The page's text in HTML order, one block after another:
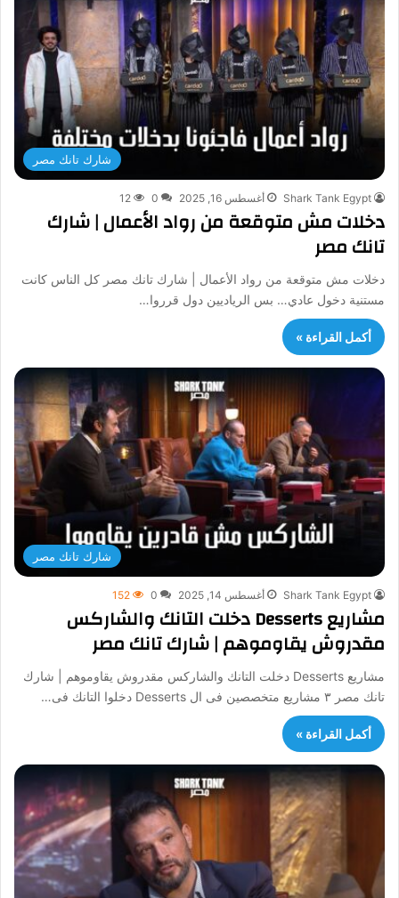
شارك تانك مصر
Shark Tank Egypt أغسطس 16, 2025 0
12
دخلات مش متوقعة من رواد الأعمال | شارك
تانك مصر
دخلات مش متوقعة من رواد الأعمال | شارك تانك مصر كل الناس كانت
مستنية دخول عادي… بس الرياديين دول قرروا…
أكمل القراءة »
شارك تانك مصر
Shark Tank Egypt أغسطس 14, 2025 0
152
مشاريع Desserts دخلت التانك والشاركس
مقدروش يقاوموهم | شارك تانك مصر
مشاريع Desserts دخلت التانك والشاركس مقدروش يقاوموهم | شارك
تانك مصر ٣ مشاريع متخصصين فى ال Desserts دخلوا التانك فى…
أكمل القراءة »